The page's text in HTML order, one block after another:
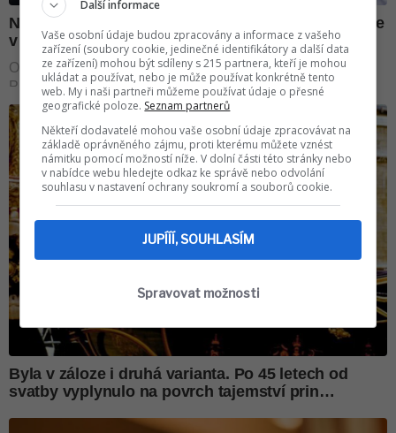
Další informace
Vaše osobní údaje budou zpracovány a informace z vašeho
zařízení (soubory cookie, jedinečné identifikátory a další data
ze zařízení) mohou být sdíleny s 215 partnera, kteří je mohou
ukládat a používat, nebo je může používat konkrétně tento
web. My i naši partneři můžeme používat údaje o přesné
geografické poloze. Seznam partnerů
Někteří dodavatelé mohou vaše osobní údaje zpracovávat na
základě oprávněného zájmu, proti kterému můžete vznést
námitku pomocí možností níže. V dolní části této stránky nebo
v nabídce webu hledejte odkaz ke správě nebo odvolání
souhlasu v nastavení ochrany soukromí a souborů cookie.
JUPÍÍÍ, SOUHLASÍM
Spravovat možnosti